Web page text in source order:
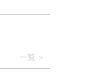
一覧